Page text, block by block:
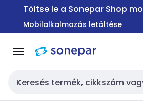
Ugrás a
Ugrás a
tartalomra
Töltse le a Sonepar Shop
Mobilalkalmazás letöltése
Keresési bemenet